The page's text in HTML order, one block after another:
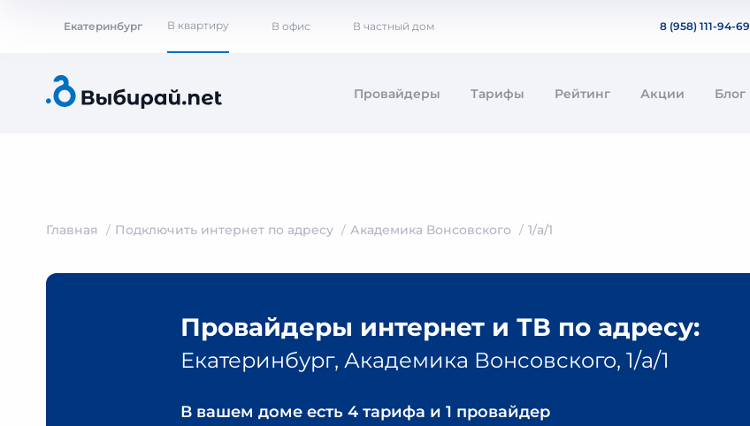
Екатеринбург В квартиру В офис В частный дом 8 (958) 111-94-69
Провайдеры Тарифы Рейтинг Акции Блог
Главная Подключить интернет по адресу Академика Вонсовского 1/а/1
Провайдеры интернет и ТВ по адресу:
Екатеринбург, Академика Вонсовского, 1/а/1
В вашем доме есть 4 тарифа и 1 провайдер